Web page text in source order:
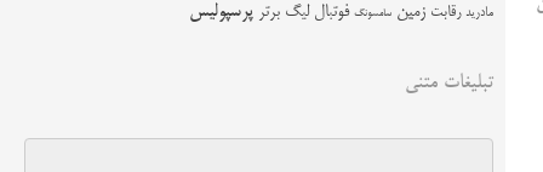
مادرید رقابت زمین سامسونگ فوتبال لیگ برتر پرسپولیس
تبلیغات متنی